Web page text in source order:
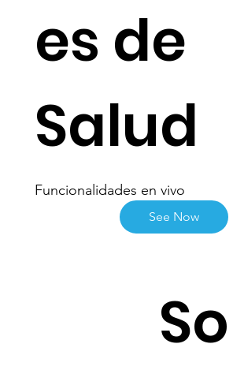
es de
Salud
Funcionalidades en vivo
See Now